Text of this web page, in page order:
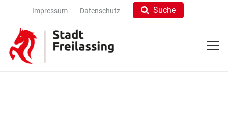
Impressum Datenschutz Suche